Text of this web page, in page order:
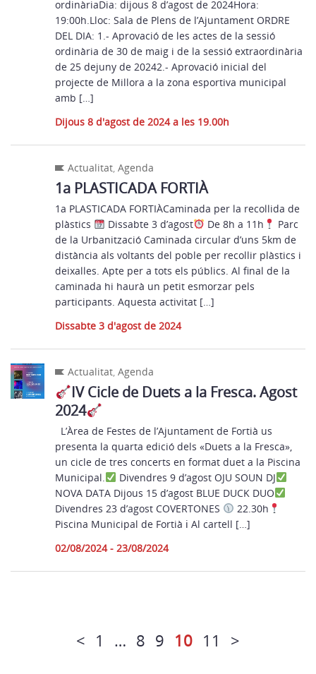
ordinàriaDia: dijous 8 d’agost de 2024Hora:
19:00h.Lloc: Sala de Plens de l’Ajuntament ORDRE
DEL DIA: 1.- Aprovació de les actes de la sessió
ordinària de 30 de maig i de la sessió extraordinària
de 25 dejuny de 20242.- Aprovació inicial del
projecte de Millora a la zona esportiva municipal
amb […]
Dijous 8 d'agost de 2024 a les 19.00h
Actualitat,Agenda
1a PLASTICADA FORTIÀ
1a PLASTICADA FORTIÀCaminada per la recollida de
plàstics
Dissabte 3 d’agost De 8h a 11h
Parc
de la Urbanització Caminada circular d’uns 5km de
distància als voltants del poble per recollir plàstics i
deixalles. Apte per a tots els públics. Al final de la
caminada hi haurà un petit esmorzar pels
participants. Aquesta activitat […]
Dissabte 3 d'agost de 2024
Actualitat,Agenda
IV Cicle de Duets a la Fresca. Agost
2024
L’Àrea de Festes de l’Ajuntament de Fortià us
presenta la quarta edició dels «Duets a la Fresca»,
un cicle de tres concerts en format duet a la Piscina
Municipal.
Divendres 9 d’agost OJU SOUN DJ
NOVA DATA Dijous 15 d’agost BLUE DUCK DUO
Divendres 23 d’agost COVERTONES
22.30h
Piscina Municipal de Fortià ℹ Al cartell […]
02/08/2024 - 23/08/2024
< 1 … 8 9 10 11 >